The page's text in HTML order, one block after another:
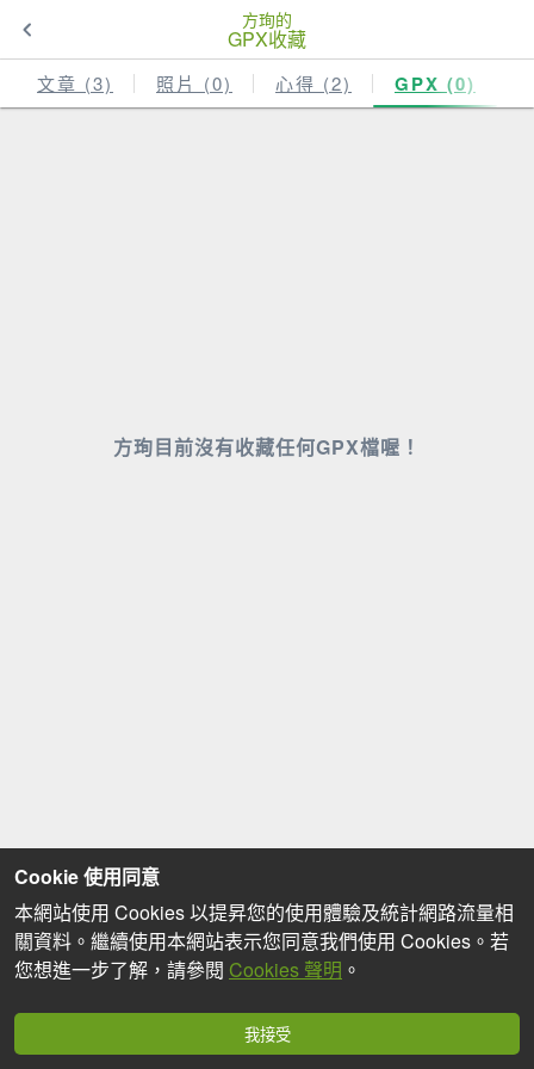
方珣的
GPX收藏
文章 (3) 照片 (0) 心得 (2) GPX (0)
方珣目前沒有收藏任何GPX檔喔！
Cookie 使用同意
本網站使用 Cookies 以提昇您的使用體驗及統計網路流量相
關資料。繼續使用本網站表示您同意我們使用 Cookies。若
您想進一步了解，請參閱 Cookies 聲明 。
我接受